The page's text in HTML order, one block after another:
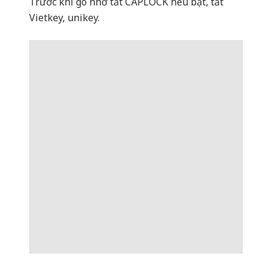
Trước khi gõ nhớ tắt CAPLOCK nếu bật, tắt
Vietkey, unikey.
laban key hoặc phím tiếng Việt. Để gõ tiếng